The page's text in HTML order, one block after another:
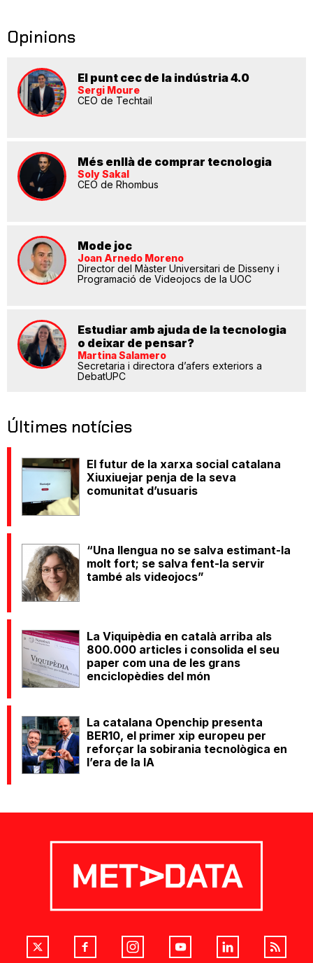
Opinions
El punt cec de la indústria 4.0
Sergi Moure
CEO de Techtail
Més enllà de comprar tecnologia
Soly Sakal
CEO de Rhombus
Mode joc
Joan Arnedo Moreno
Director del Màster Universitari de Disseny i
Programació de Videojocs de la UOC
Estudiar amb ajuda de la tecnologia
o deixar de pensar?
Martina Salamero
Secretaria i directora d’afers exteriors a
DebatUPC
Últimes notícies
El futur de la xarxa social catalana
Xiuxiuejar penja de la seva
comunitat d’usuaris
“Una llengua no se salva estimant-la
molt fort; se salva fent-la servir
també als videojocs”
La Viquipèdia en català arriba als
800.000 articles i consolida el seu
paper com una de les grans
enciclopèdies del món
La catalana Openchip presenta
BER10, el primer xip europeu per
reforçar la sobirania tecnològica en
l’era de la IA